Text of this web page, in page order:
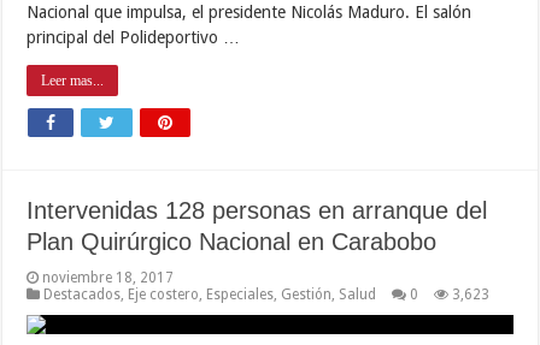
Nacional que impulsa, el presidente Nicolás Maduro. El salón
principal del Polideportivo …
Leer mas...
Intervenidas 128 personas en arranque del
Plan Quirúrgico Nacional en Carabobo
noviembre 18, 2017
Destacados Eje costero Especiales Gestión Salud 0 3,623